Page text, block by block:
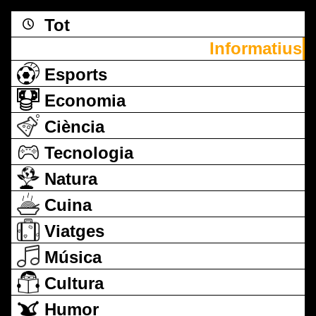
Tot
Informatius
Esports
Economia
Ciència
Tecnologia
Natura
Cuina
Viatges
Música
Cultura
Humor